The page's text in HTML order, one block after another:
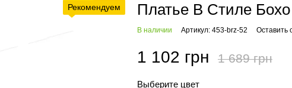
Рекомендуем
Платье В Стиле
В наличии Артикул: 453-brz-52 Оставить
1 102 грн 1 689 грн
Выберите цвет